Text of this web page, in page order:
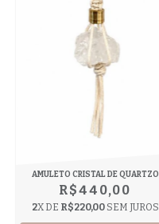
AMULETO CRISTAL DE QUARTZO
R$440,00
2X DE R$220,00SEM JUROS